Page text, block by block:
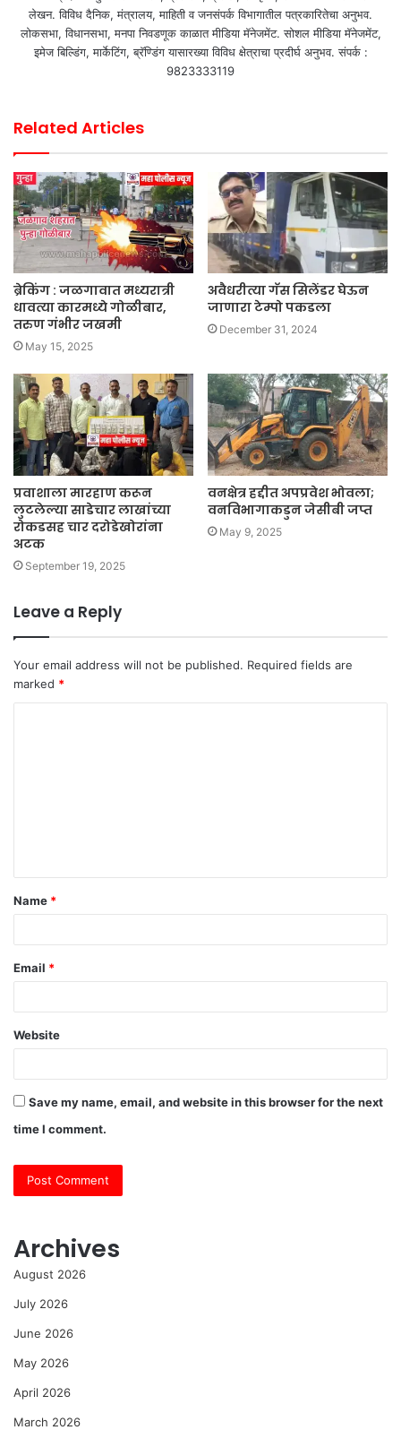
लेखन. विविध दैनिक, मंत्रालय, माहिती व जनसंपर्क विभागातील पत्रकारितेचा अनुभव.
लोकसभा, विधानसभा, मनपा निवडणूक काळात मीडिया मॅनेजमेंट. सोशल मीडिया मॅनेजमेंट,
इमेज बिल्डिंग, मार्केटिंग, ब्रॅण्डिंग यासारख्या विविध क्षेत्राचा प्रदीर्घ अनुभव. संपर्क :
9823333119
Related Articles
ब्रेकिंग : जळगावात मध्यरात्री
धावत्या कारमध्ये गोळीबार,
तरुण गंभीर जखमी
May 15, 2025
अवैधरीत्या गॅस सिलेंडर घेऊन
जाणारा टेम्पो पकडला
December 31, 2024
प्रवाशाला मारहाण करून
लुटलेल्या साडेचार लाखांच्या
रोकडसह चार दरोडेखोरांना
अटक
September 19, 2025
वनक्षेत्र हद्दीत अपप्रवेश भोवला;
वनविभागाकडुन जेसीबी जप्त
May 9, 2025
Leave a Reply
Your email address will not be published. Required fields are
marked *
t
*
Name *
Email *
Website
Save my name, email, and website in this browser for the next
time I comment.
Archives
August 2026
July 2026
June 2026
May 2026
April 2026
March 2026